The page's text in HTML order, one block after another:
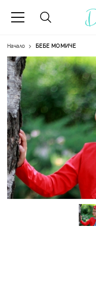
Начало БЕБЕ МОМИЧЕ